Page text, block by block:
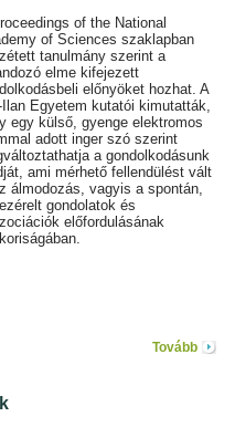
of the National
of Sciences szaklapban
tanulmány szerint a
elme kifejezett
előnyöket hozhat. A
Ilan Egyetem kutatói kimutatták,
egy külső, gyenge elektromos
adott inger szó szerint
a gondolkodásunk
ami mérhető fellendülést vált
álmodozás, vagyis a spontán,
gondolatok és
előfordulásának
Tovább